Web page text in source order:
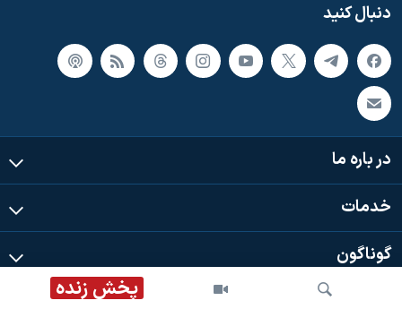
پخش زنده
دنبال کنید
در باره ما
خدمات
گوناگون